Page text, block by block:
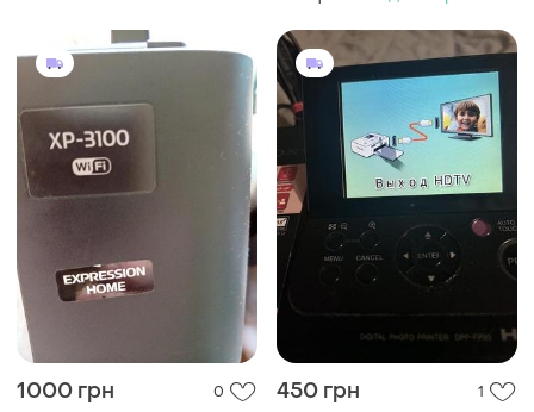
1000 грн 0 450 грн 1